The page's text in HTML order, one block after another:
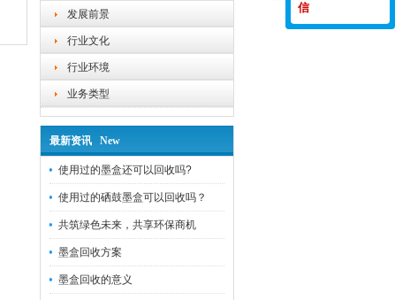
发展前景
行业文化
行业环境
业务类型
最新资讯 New
使用过的墨盒还可以回收吗?
使用过的硒鼓墨盒可以回收吗？
共筑绿色未来，共享环保商机
墨盒回收方案
墨盒回收的意义
信